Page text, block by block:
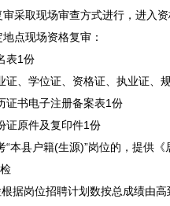
取现场审查方式进行，进入资
点现场资格复审：
1份
、学位证、资格证、执业证、
书电子注册备案表1份
原件及复印件1份
县户籍(生源)”岗位的，提供《
据岗位招聘计划数按总成绩由